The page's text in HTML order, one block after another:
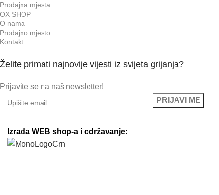
Prodajna mjesta
OX SHOP
O nama
Prodajno mjesto
Kontakt
Želite primati najnovije vijesti iz svijeta grijanja?
Prijavite se na naš newsletter!
Izrada WEB shop-a i održavanje: